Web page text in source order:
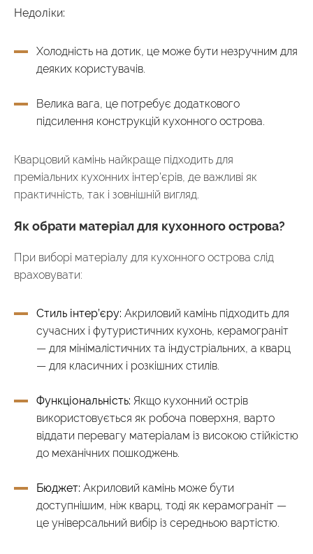
Недоліки:
Холодність на дотик, це може бути незручним для
деяких користувачів.
Велика вага, це потребує додаткового
підсилення конструкцій кухонного острова.
Кварцовий камінь найкраще підходить для
преміальних кухонних інтер’єрів, де важливі як
практичність, так і зовнішній вигляд.
Як обрати матеріал для кухонного острова?
При виборі матеріалу для кухонного острова слід
враховувати:
Стиль інтер’єру: Акриловий камінь підходить для
сучасних і футуристичних кухонь, керамограніт
— для мінімалістичних та індустріальних, а кварц
— для класичних і розкішних стилів.
Функціональність: Якщо кухонний острів
використовується як робоча поверхня, варто
віддати перевагу матеріалам із високою стійкістю
до механічних пошкоджень.
Бюджет: Акриловий камінь може бути
доступнішим, ніж кварц, тоді як керамограніт —
це універсальний вибір із середньою вартістю.